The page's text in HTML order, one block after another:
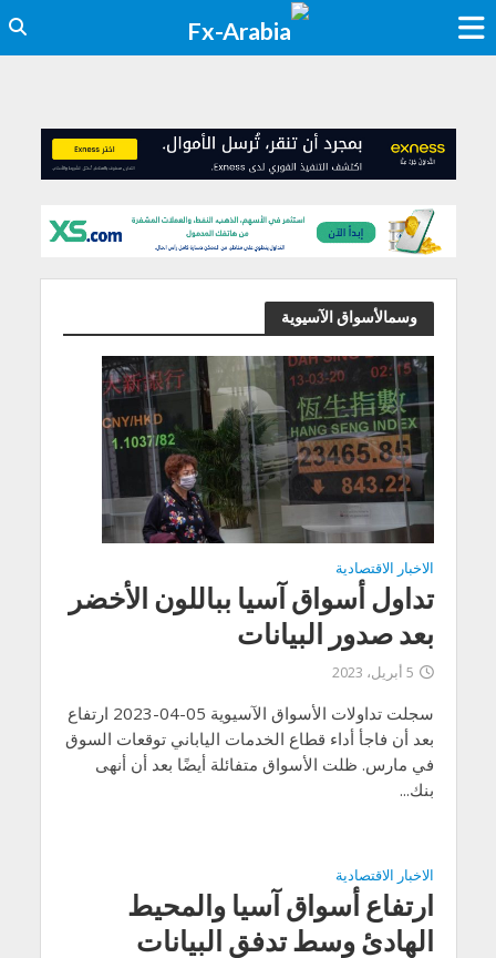
وسمالأسواق الآسيوية
الاخبار الاقتصادية
تداول أسواق آسيا بباللون الأخضر
بعد صدور البيانات
5 أبريل، 2023
سجلت تداولات الأسواق الآسيوية 05-04-2023 ارتفاع
بعد أن فاجأ أداء قطاع الخدمات الياباني توقعات السوق
في مارس. ظلت الأسواق متفائلة أيضًا بعد أن أنهى
بنك...
الاخبار الاقتصادية
ارتفاع أسواق آسيا والمحيط
الهادئ وسط تدفق البيانات